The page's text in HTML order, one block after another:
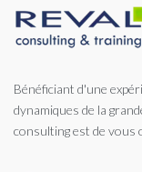
Bénéficiant d'une
dynamiques de la
consulting est de